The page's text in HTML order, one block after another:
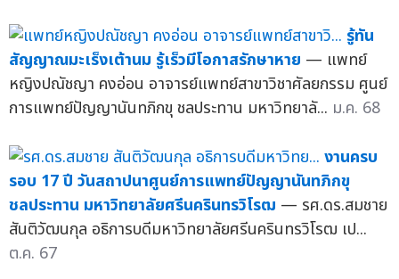
รู้ทัน
สัญญาณมะเร็งเต้านม รู้เร็วมีโอกาสรักษาหาย — แพทย์
หญิงปณัชญา คงอ่อน อาจารย์แพทย์สาขาวิชาศัลยกรรม ศูนย์
การแพทย์ปัญญานันทภิกขุ ชลประทาน มหาวิทยาลั... ม.ค. 68
งานครบ
รอบ 17 ปี วันสถาปนาศูนย์การแพทย์ปัญญานันทภิกขุ
ชลประทาน มหาวิทยาลัยศรีนครินทรวิโรฒ — รศ.ดร.สมชาย
สันติวัฒนกุล อธิการบดีมหาวิทยาลัยศรีนครินทรวิโรฒ เป...
ต.ค. 67